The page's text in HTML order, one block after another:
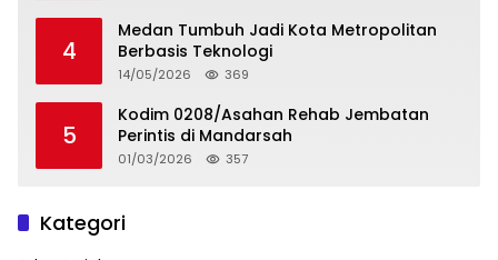
4
Medan Tumbuh Jadi Kota Metropolitan
Berbasis Teknologi
14/05/2026 369
5
Kodim 0208/Asahan Rehab Jembatan
Perintis di Mandarsah
01/03/2026 357
Kategori